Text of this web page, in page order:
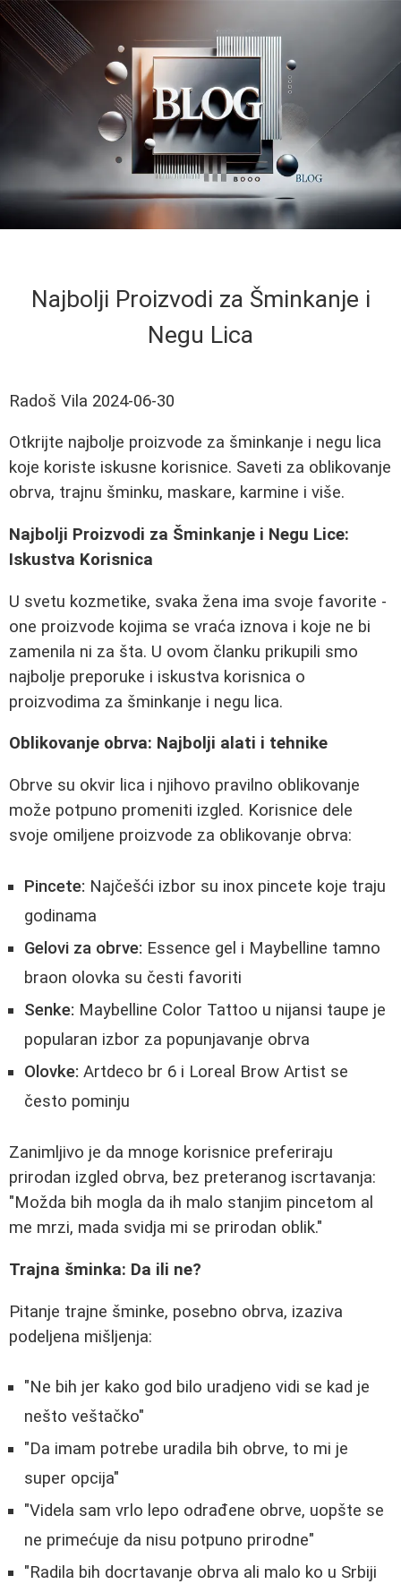
Najbolji Proizvodi za Šminkanje i
Negu Lica
Radoš Vila 2024-06-30
Otkrijte najbolje proizvode za šminkanje i negu lica
koje koriste iskusne korisnice. Saveti za oblikovanje
obrva, trajnu šminku, maskare, karmine i više.
Najbolji Proizvodi za Šminkanje i Negu Lice:
Iskustva Korisnica
U svetu kozmetike, svaka žena ima svoje favorite -
one proizvode kojima se vraća iznova i koje ne bi
zamenila ni za šta. U ovom članku prikupili smo
najbolje preporuke i iskustva korisnica o
proizvodima za šminkanje i negu lica.
Oblikovanje obrva: Najbolji alati i tehnike
Obrve su okvir lica i njihovo pravilno oblikovanje
može potpuno promeniti izgled. Korisnice dele
svoje omiljene proizvode za oblikovanje obrva:
Pincete: Najčešći izbor su inox pincete koje traju
godinama
Gelovi za obrve: Essence gel i Maybelline tamno
braon olovka su česti favoriti
Senke: Maybelline Color Tattoo u nijansi taupe je
popularan izbor za popunjavanje obrva
Olovke: Artdeco br 6 i Loreal Brow Artist se
često pominju
Zanimljivo je da mnoge korisnice preferiraju
prirodan izgled obrva, bez preteranog iscrtavanja:
"Možda bih mogla da ih malo stanjim pincetom al
me mrzi, mada svidja mi se prirodan oblik."
Trajna šminka: Da ili ne?
Pitanje trajne šminke, posebno obrva, izaziva
podeljena mišljenja:
"Ne bih jer kako god bilo uradjeno vidi se kad je
nešto veštačko"
"Da imam potrebe uradila bih obrve, to mi je
super opcija"
"Videla sam vrlo lepo odrađene obrve, uopšte se
ne primećuje da nisu potpuno prirodne"
"Radila bih docrtavanje obrva ali malo ko u Srbiji